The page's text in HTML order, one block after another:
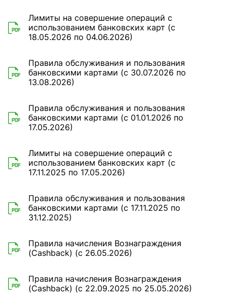
Лимиты на совершение операций с
использованием банковских карт (с
18.05.2026 по 04.06.2026)
Правила обслуживания и пользования
банковскими картами (с 30.07.2026 по
13.08.2026)
Правила обслуживания и пользования
банковскими картами (с 01.01.2026 по
17.05.2026)
Лимиты на совершение операций с
использованием банковских карт (с
17.11.2025 по 17.05.2026)
Правила обслуживания и пользования
банковскими картами (с 17.11.2025 по
31.12.2025)
Правила начисления Вознаграждения
(Cashback) (с 26.05.2026)
Правила начисления Вознаграждения
(Cashback) (с 22.09.2025 по 25.05.2026)